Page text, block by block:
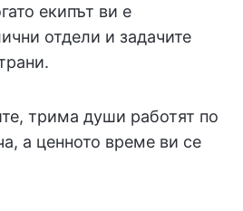
екипът ви е
отдели и задачите
трима души работят по
а ценното време ви се